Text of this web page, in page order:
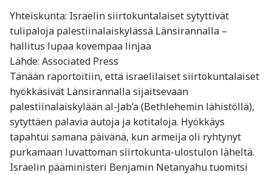
Yhteiskunta: Israelin siirtokuntalaiset sytyttivät
tulipaloja palestiinalaiskylässä Länsirannalla –
hallitus lupaa kovempaa linjaa
Lähde: Associated Press
Tänään raportoitiin, että israelilaiset siirtokuntalaiset
hyökkäsivät Länsirannalla sijaitsevaan
palestiinalaiskylään al-Jab’a (Bethlehemin lähistöllä),
sytyttäen palavia autoja ja kotitaloja. Hyökkäys
tapahtui samana päivänä, kun armeija oli ryhtynyt
purkamaan luvattoman siirtokunta-ulostulon läheltä.
Israelin pääministeri Benjamin Netanyahu tuomitsi